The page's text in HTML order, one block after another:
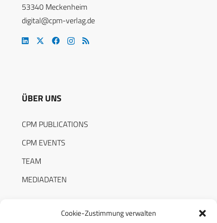
Cookie-Zustimmung verwalten
53340 Meckenheim
digital@cpm-verlag.de
ÜBER UNS
CPM PUBLICATIONS
CPM EVENTS
TEAM
MEDIADATEN